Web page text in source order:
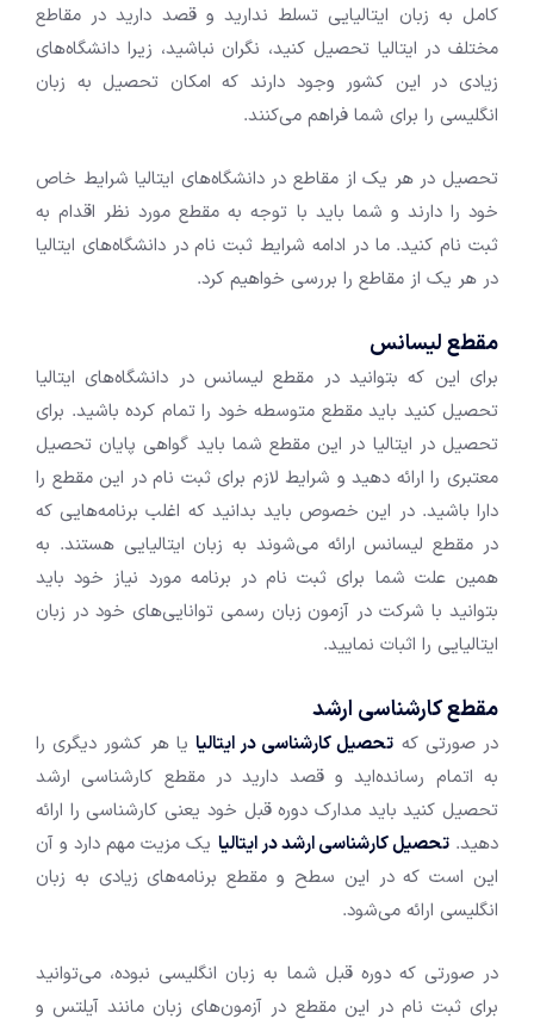
کامل به زبان ایتالیایی تسلط ندارید و قصد دارید در مقاطع
مختلف در ایتالیا تحصیل کنید، نگران نباشید، زیرا دانشگاه‌های
زیادی در این کشور وجود دارند که امکان تحصیل به زبان
انگلیسی را برای شما فراهم می‌کنند.
تحصیل در هر یک از مقاطع در دانشگاه‌های ایتالیا شرایط خاص
خود را دارند و شما باید با توجه به مقطع مورد نظر اقدام به
ثبت نام کنید. ما در ادامه شرایط ثبت نام در دانشگاه‌های ایتالیا
در هر یک از مقاطع را بررسی خواهیم کرد.
مقطع لیسانس
برای این که بتوانید در مقطع لیسانس در دانشگاه‌های ایتالیا
تحصیل کنید باید مقطع متوسطه خود را تمام کرده باشید. برای
تحصیل در ایتالیا در این مقطع شما باید گواهی پایان تحصیل
معتبری را ارائه دهید و شرایط لازم برای ثبت نام در این مقطع را
دارا باشید. در این خصوص باید بدانید که اغلب برنامه‌هایی که
در مقطع لیسانس ارائه می‌شوند به زبان ایتالیایی هستند. به
همین علت شما برای ثبت نام در برنامه مورد نیاز خود باید
بتوانید با شرکت در آزمون زبان رسمی توانایی‌های خود در زبان
ایتالیایی را اثبات نمایید.
مقطع کارشناسی ارشد
در صورتی که تحصیل کارشناسی در ایتالیا یا هر کشور دیگری را
به اتمام رسانده‌اید و قصد دارید در مقطع کارشناسی ارشد
تحصیل کنید باید مدارک دوره قبل خود یعنی کارشناسی را ارائه
دهید.تحصیل کارشناسی ارشد در ایتالیا یک مزیت مهم دارد و آن
این است که در این سطح و مقطع برنامه‌های زیادی به زبان
انگلیسی ارائه می‌شود.
در صورتی که دوره قبل شما به زبان انگلیسی نبوده، می‌توانید
برای ثبت نام در این مقطع در آزمون‌های زبان مانند آیلتس و